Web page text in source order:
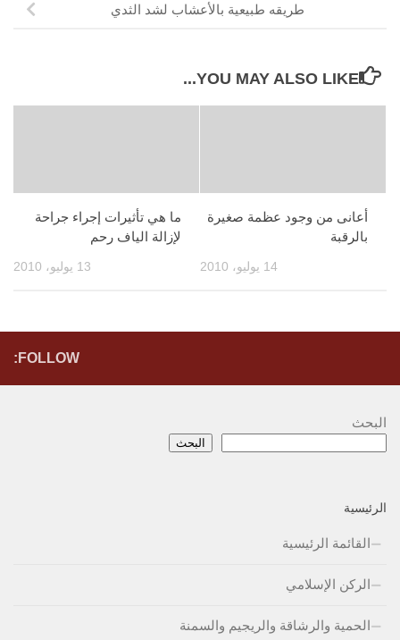
طريقه طبيعية بالأعشاب لشد الثدي
YOU MAY ALSO LIKE...
ما هي تأثيرات إجراء جراحة
لإزالة الياف رحم
13 يوليو، 2010
أعانى من وجود عظمة صغيرة
بالرقبة
14 يوليو، 2010
FOLLOW:
البحث
البحث
الرئيسية
القائمة الرئيسية
الركن الإسلامي
الحمية والرشاقة والريجيم والسمنة